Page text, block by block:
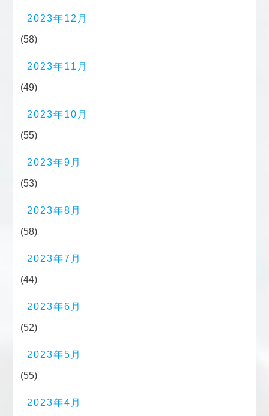
2023年12月
(58)
2023年11月
(49)
2023年10月
(55)
2023年9月
(53)
2023年8月
(58)
2023年7月
(44)
2023年6月
(52)
2023年5月
(55)
2023年4月